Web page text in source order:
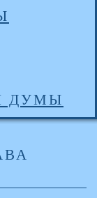
ДУМЫ